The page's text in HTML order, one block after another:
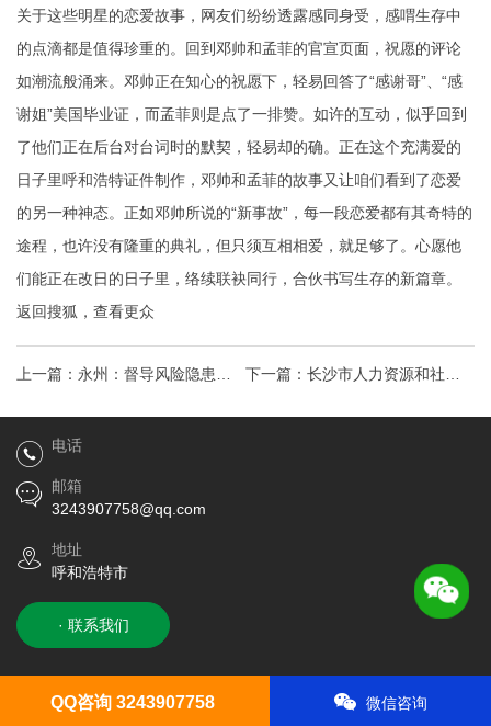
关于这些明星的恋爱故事，网友们纷纷透露感同身受，感喟生存中
的点滴都是值得珍重的。回到邓帅和孟菲的官宣页面，祝愿的评论
如潮流般涌来。邓帅正在知心的祝愿下，轻易回答了“感谢哥”、“感
谢姐”美国毕业证 ，而孟菲则是点了一排赞。如许的互动，似乎回到
了他们正在后台对台词时的默契，轻易却的确。正在这个充满爱的
日子里呼和浩特证件制作 ，邓帅和孟菲的故事又让咱们看到了恋爱
的另一种神态。正如邓帅所说的“新事故”，每一段恋爱都有其奇特的
途程，也许没有隆重的典礼，但只须互相相爱，就足够了。心愿他
们能正在改日的日子里，络续联袂同行，合伙书写生存的新篇章。
返回搜狐，查看更众
上一篇： 永州：督导风险隐患大
排查大整治工作！特种设备操作
人员证
下一篇： 长沙市人力资源和社会
保障局？劳动资格证名录
电话
邮箱
3243907758@qq.com
地址
呼和浩特市
· 联系我们
QQ咨询 3243907758 微信咨询